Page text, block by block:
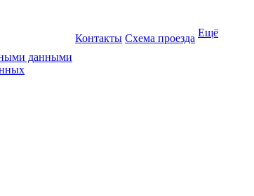
данными
Контакты Схема проезда Ещё